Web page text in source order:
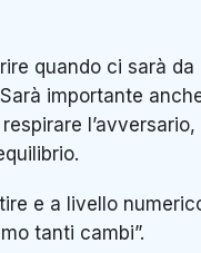
quando ci sarà da
importante
l’avversario,
e a livello
tanti cambi”.